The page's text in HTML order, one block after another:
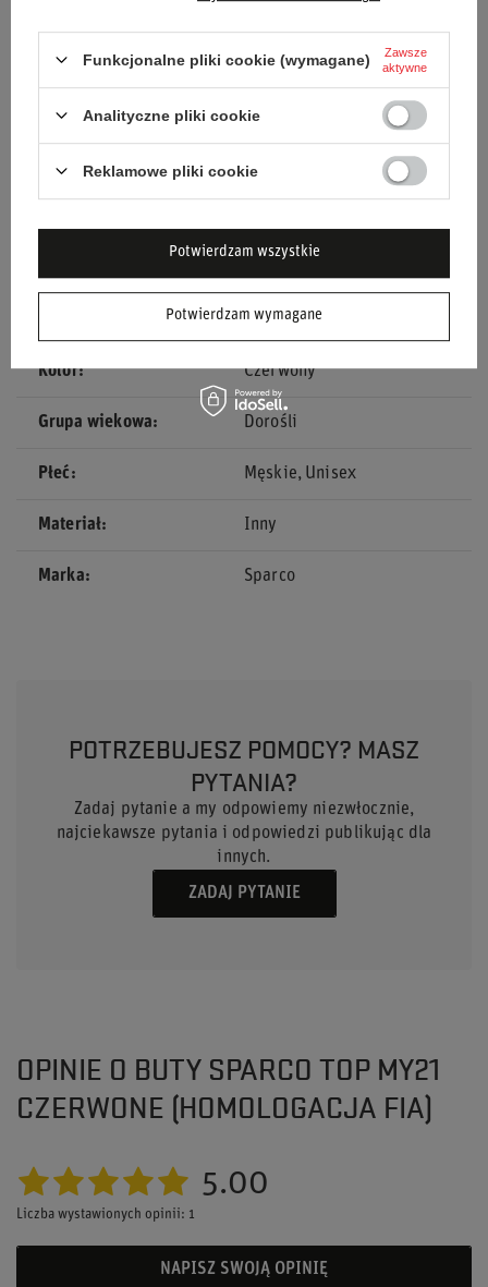
kolorze.
w kolorze czerwonym!
Homologacja FIA
Kolor Czerwony
Grupa wiekowa Dorośli
Płeć Męskie Unisex
Materiał Inny
Marka Sparco
POTRZEBUJESZ POMOCY? MASZ
PYTANIA?
Zadaj pytanie a my odpowiemy niezwłocznie,
najciekawsze pytania i odpowiedzi publikując dla
innych.
ZADAJ PYTANIE
OPINIE O BUTY SPARCO TOP MY21
CZERWONE (HOMOLOGACJA FIA)
5.00
Liczba wystawionych opinii: 1
NAPISZ SWOJĄ OPINIĘ
Funkcjonalne pliki cookie (wymagane)
Zawsze
aktywne
Analityczne pliki cookie
Reklamowe pliki cookie
Potwierdzam wymagane
Potwierdzam wszystkie